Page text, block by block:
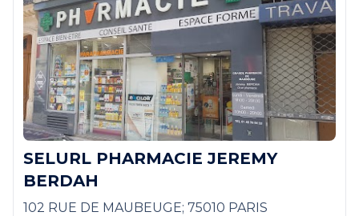
SELURL PHARMACIE JEREMY
BERDAH
102 RUE DE MAUBEUGE; 75010 PARIS